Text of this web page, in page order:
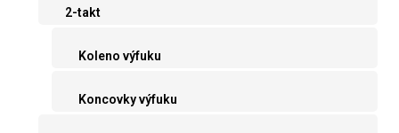
2-takt
Koleno výfuku
Koncovky výfuku